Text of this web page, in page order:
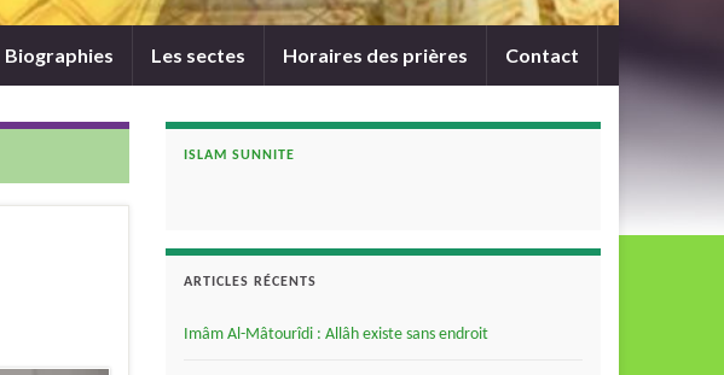
Biographies Les sectes Horaires des prières Contact
ISLAM SUNNITE
ARTICLES RÉCENTS
Imâm Al-Mâtourîdi : Allâh existe sans endroit